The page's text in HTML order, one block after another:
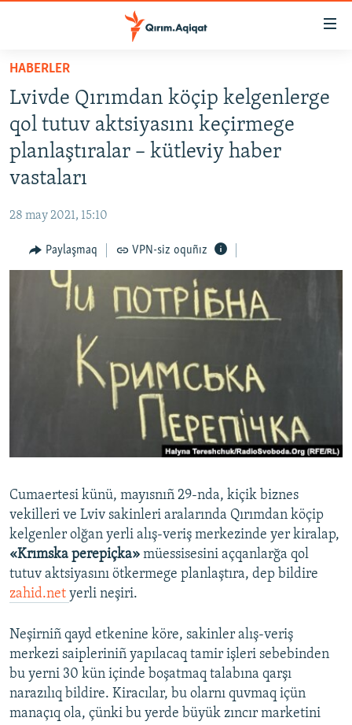
Esas
qaytmaq
Baş
navigatsiyağa
qaytmaq
Qıdıruvğa
HABERLER
SİYASET
İQTİSADİYAT
CEMİYET
İNSAN AQLARI
VİDEO
SÜRET
BLOGLAR
RFE/RS bütün saytları
HABERLER
Lvivde Qırımdan köçip kelgenlerge
qol tutuv aktsiyasını keçirmege
planlaştıralar – kütleviy haber
vastaları
28 may 2021, 15:10
Paylaşmaq VPN-siz oquñız
Cumaertesi künü, mayısnıñ 29-nda, kiçik biznes
vekilleri ve Lviv sakinleri aralarında Qırımdan köçip
kelgenler olğan yerli alış-veriş merkezinde yer kiralap,
«Krımska perepiçka» müessisesini açqanlarğa qol
tutuv aktsiyasını ötkermege planlaştıra, dep bildire
zahid.net yerli neşiri.
Neşirniñ qayd etkenine köre, sakinler alış-veriş
merkezi saipleriniñ yapılacaq tamir işleri sebebinden
bu yerni 30 kün içinde boşatmaq talabına qarşı
narazılıq bildire. Kiracılar, bu olarnı quvmaq içün
manaçıq ola, çünki bu yerde büyük zıncır marketini